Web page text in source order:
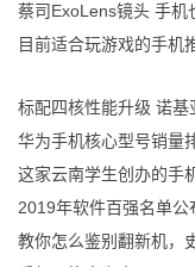
蔡司ExoLens镜头 手机
目前适合玩游戏的手机
标配四核性能升级 诺基
华为手机核心型号销量
这家云南学生创办的手
2019年软件百强名单
教你怎么鉴别翻新机，